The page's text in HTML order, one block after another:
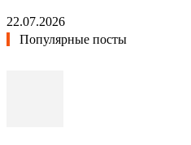
22.07.2026
Популярные посты